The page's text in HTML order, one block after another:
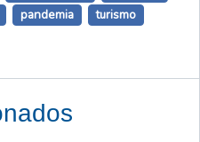
pandemia turismo